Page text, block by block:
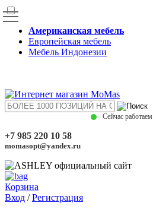
Американская мебель
Европейская мебель
Мебель Индонезии
Сейчас работаем
+7 985 220 10 58
momasopt@yandex.ru
Корзина
Вход /Регистрация